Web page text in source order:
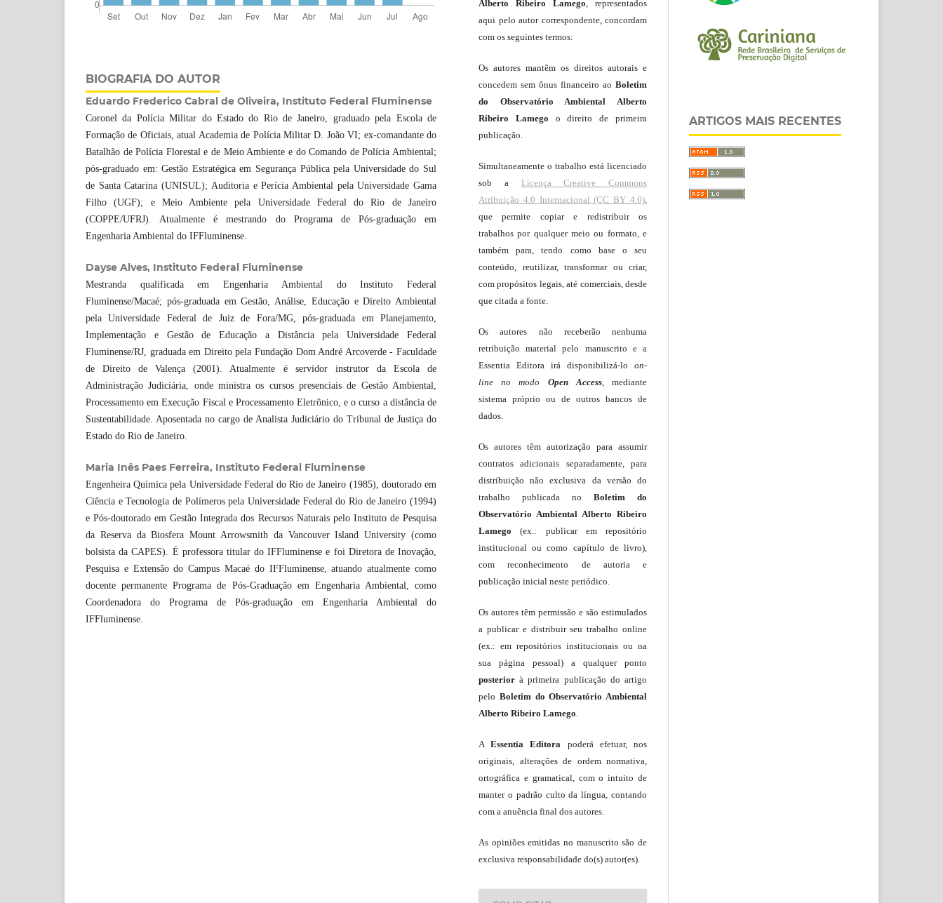
BIOGRAFIA DO AUTOR
Eduardo Frederico Cabral de Oliveira, Instituto Federal Fluminense
Coronel da Polícia Militar do Estado do Rio de Janeiro, graduado pela Escola de
Formação de Oficiais, atual Academia de Polícia Militar D. João VI; ex-comandante do
Batalhão de Polícia Florestal e de Meio Ambiente e do Comando de Polícia Ambiental;
pós-graduado em: Gestão Estratégica em Segurança Pública pela Universidade do Sul
de Santa Catarina (UNISUL); Auditoria e Perícia Ambiental pela Universidade Gama
Filho (UGF); e Meio Ambiente pela Universidade Federal do Rio de Janeiro
(COPPE/UFRJ). Atualmente é mestrando do Programa de Pós-graduação em
Engenharia Ambiental do IFFluminense.
Dayse Alves, Instituto Federal Fluminense
Mestranda qualificada em Engenharia Ambiental do Instituto Federal
Fluminense/Macaé; pós-graduada em Gestão, Análise, Educação e Direito Ambiental
pela Universidade Federal de Juiz de Fora/MG, pós-graduada em Planejamento,
Implementação e Gestão de Educação a Distância pela Universidade Federal
Fluminense/RJ, graduada em Direito pela Fundação Dom André Arcoverde - Faculdade
de Direito de Valença (2001). Atualmente é servidor instrutor da Escola de
Administração Judiciária, onde ministra os cursos presenciais de Gestão Ambiental,
Processamento em Execução Fiscal e Processamento Eletrônico, e o curso a distância de
Sustentabilidade. Aposentada no cargo de Analista Judiciário do Tribunal de Justiça do
Estado do Rio de Janeiro.
Maria Inês Paes Ferreira, Instituto Federal Fluminense
Engenheira Química pela Universidade Federal do Rio de Janeiro (1985), doutorado em
Ciência e Tecnologia de Polímeros pela Universidade Federal do Rio de Janeiro (1994)
e Pós-doutorado em Gestão Integrada dos Recursos Naturais pelo Instituto de Pesquisa
da Reserva da Biosfera Mount Arrowsmith da Vancouver Island University (como
bolsista da CAPES). É professora titular do IFFluminense e foi Diretora de Inovação,
Pesquisa e Extensão do Campus Macaé do IFFluminense, atuando atualmente como
docente permanente Programa de Pós-Graduação em Engenharia Ambiental, como
Coordenadora do Programa de Pós-graduação em Engenharia Ambiental do
IFFluminense.
Alberto Ribeiro Lamego, representados
aqui pelo autor correspondente, concordam
com os seguintes termos:
Os autores mantêm os direitos autorais e
concedem sem ônus financeiro ao Boletim
do Observatório Ambiental Alberto
Ribeiro Lamego o direito de primeira
publicação.
Simultaneamente o trabalho está licenciado
sob a Licença Creative Commons
Atribuição 4.0 Internacional (CC BY 4.0),
que permite copiar e redistribuir os
trabalhos por qualquer meio ou formato, e
também para, tendo como base o seu
conteúdo, reutilizar, transformar ou criar,
com propósitos legais, até comerciais, desde
que citada a fonte.
Os autores não receberão nenhuma
retribuição material pelo manuscrito e a
Essentia Editora irá disponibilizá-lo on-
line
no modo Open Access, mediante
sistema próprio ou de outros bancos de
dados.
Os autores têm autorização para assumir
contratos adicionais separadamente, para
distribuição não exclusiva da versão do
trabalho publicada no Boletim do
Observatório Ambiental Alberto Ribeiro
Lamego (ex.: publicar em repositório
institucional ou como capítulo de livro),
com reconhecimento de autoria e
publicação inicial neste periódico.
Os autores têm permissão e são estimulados
a publicar e distribuir seu trabalho online
(ex.: em repositórios institucionais ou na
sua página pessoal) a qualquer ponto
posterior à primeira publicação do artigo
pelo Boletim do Observatório Ambiental
Alberto Ribeiro Lamego.
AEssentia Editora poderá efetuar, nos
originais, alterações de ordem normativa,
ortográfica e gramatical, com o intuito de
manter o padrão culto da língua, contando
com a anuência final dos autores.
As opiniões emitidas no manuscrito são de
exclusiva responsabilidade do(s) autor(es).
ARTIGOS MAIS RECENTES